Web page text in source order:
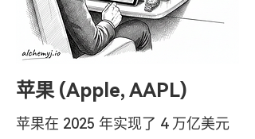
苹果 (Apple, AAPL)
苹果在 2025 年实现了 4 万亿美元